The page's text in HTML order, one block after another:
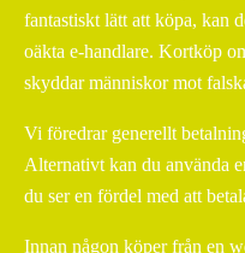
fantastiskt lätt att köpa, kan
oäkta e-handlare. Kortköp
skyddar människor mot
Vi föredrar generellt
Alternativt kan du använda
du ser en fördel med att
Innan någon köper från en